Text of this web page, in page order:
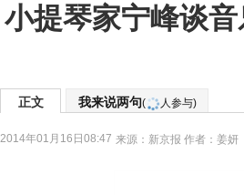
小提琴家宁峰谈
正文 我来说两句( 人参与)
2014年01月16日08:47 来源： 新京报 作者：姜妍